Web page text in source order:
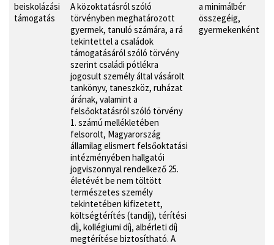
beiskolázási
támogatás
A közoktatásról szóló
törvényben meghatározott
gyermek, tanuló számára, a rá
tekintettel a családok
támogatásáról szóló törvény
szerint családi pótlékra
jogosult személy által vásárolt
tankönyv, taneszköz, ruházat
árának, valamint a
felsőoktatásról szóló törvény
1. számú mellékletében
felsorolt, Magyarország
államilag elismert felsőoktatási
intézményében hallgatói
jogviszonnyal rendelkező 25.
életévét be nem töltött
természetes személy
tekintetében kifizetett,
költségtérítés (tandíj), térítési
díj, kollégiumi díj, albérleti díj
megtérítése biztosítható. A
a minimálbér
összegéig,
gyermekenként